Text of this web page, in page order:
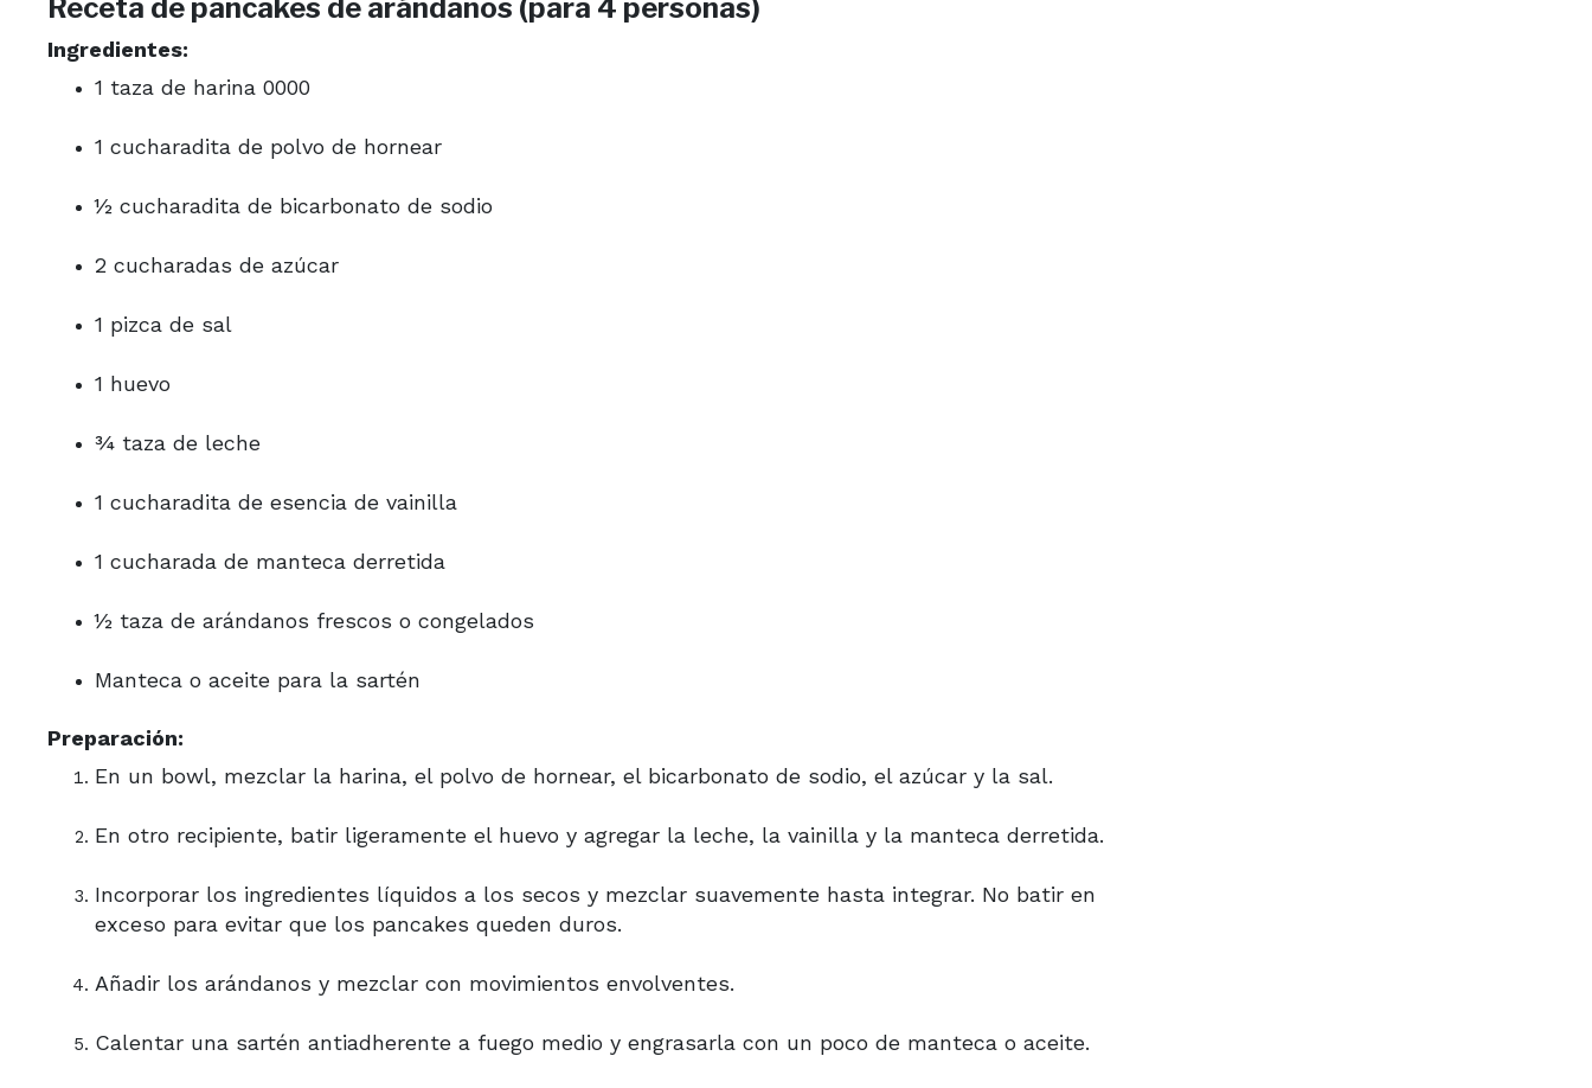
Receta de pancakes de arándanos (para 4 personas)
Ingredientes:
1 taza de harina 0000
1 cucharadita de polvo de hornear
½ cucharadita de bicarbonato de sodio
2 cucharadas de azúcar
1 pizca de sal
1 huevo
¾ taza de leche
1 cucharadita de esencia de vainilla
1 cucharada de manteca derretida
½ taza de arándanos frescos o congelados
Manteca o aceite para la sartén
Preparación:
En un bowl, mezclar la harina, el polvo de hornear, el bicarbonato de sodio, el azúcar y la sal.
En otro recipiente, batir ligeramente el huevo y agregar la leche, la vainilla y la manteca derretida.
Incorporar los ingredientes líquidos a los secos y mezclar suavemente hasta integrar. No batir en
exceso para evitar que los pancakes queden duros.
Añadir los arándanos y mezclar con movimientos envolventes.
Calentar una sartén antiadherente a fuego medio y engrasarla con un poco de manteca o aceite.